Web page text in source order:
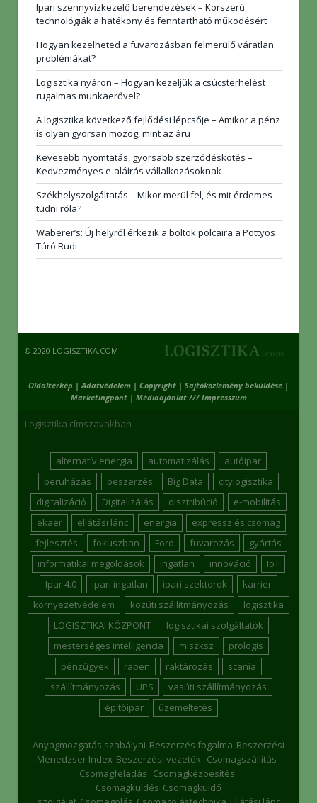
Ipari szennyvízkezelő berendezések – Korszerű
technológiák a hatékony és fenntartható működésért
Hogyan kezelheted a fuvarozásban felmerülő váratlan
problémákat?
Logisztika nyáron – Hogyan kezeljük a csúcsterhelést
rugalmas munkaerővel?
A logisztika következő fejlődési lépcsője – Amikor a pénz
is olyan gyorsan mozog, mint az áru
Kevesebb nyomtatás, gyorsabb szerződéskötés –
Kedvezményes e-aláírás vállalkozásoknak
Székhelyszolgáltatás – Mikor merül fel, és mit érdemes
tudni róla?
Waberer’s: Új helyről érkezik a boltok polcaira a Pöttyös
Túró Rudi
© 2020 LOGISZTIKA.COM
Oldaltérkép |Adatvédelem | Copyright | Sajtóközlemény beküldése |
Marketingpont| Médiaajánlat /// Impresszum
Logisztika címszavakban
alternatív energia automatizálás
autóipar
beruházás
beszerzés Big Data
citylogisztika
digitalizáció
Digitalizálás disztribúció
e-mobilitás
ekaer
ellátási lánc energia
expressz és csomag
fejlesztés
fokuszban Ford fuvarozás
gyártás
informatikai megoldások
ingatlan innováció
IoT
Ipar 4.0
ipari ingatlan ipari szektorok
karrier
környezetvédelem
közúti szállítmányozás
logisztika
LOGISZTIKAI KÖZPONT
logisztikai szolgáltatók
mesterséges intelligencia
mlszksz
prologis
pénzügyek
raben raktározás
scania
szállítmányozás
UPS
vasúti szállítmányozás
építőipar
üzemeltetés
Anyagmozgatás szabályai Beszerzés fogalma Beszerzési
Menedzser Index Beszerzési vezetők Csomagszállítás
Csomagfeladás Csomagkézbesítés
Csomagküldés Csomagküldő